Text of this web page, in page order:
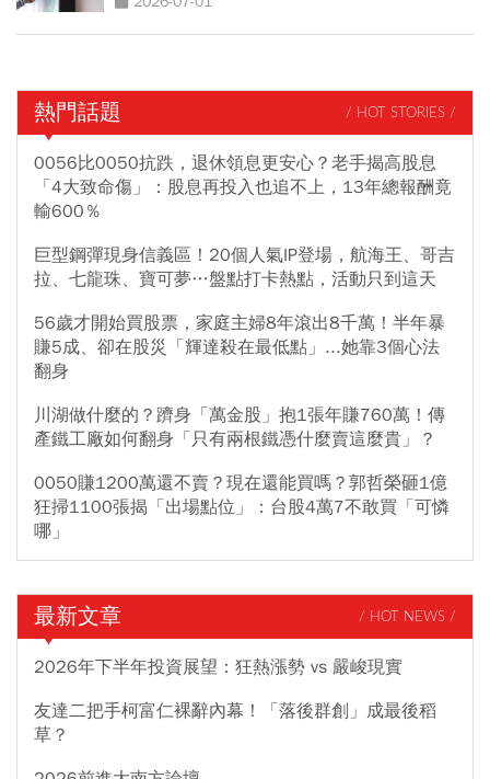
熱門話題 / HOT STORIES /
0056比0050抗跌，退休領息更安心？老手揭高股息
「4大致命傷」：股息再投入也追不上，13年總報酬竟
輸600％
巨型鋼彈現身信義區！20個人氣IP登場，航海王、哥吉
拉、七龍珠、寶可夢…盤點打卡熱點，活動只到這天
56歲才開始買股票，家庭主婦8年滾出8千萬！半年暴
賺5成、卻在股災「輝達殺在最低點」...她靠3個心法
翻身
川湖做什麼的？躋身「萬金股」抱1張年賺760萬！傳
產鐵工廠如何翻身「只有兩根鐵憑什麼賣這麼貴」？
0050賺1200萬還不賣？現在還能買嗎？郭哲榮砸1億
狂掃1100張揭「出場點位」：台股4萬7不敢買「可憐
哪」
最新文章 / HOT NEWS /
2026年下半年投資展望：狂熱漲勢 vs 嚴峻現實
友達二把手柯富仁裸辭內幕！「落後群創」成最後稻
草？